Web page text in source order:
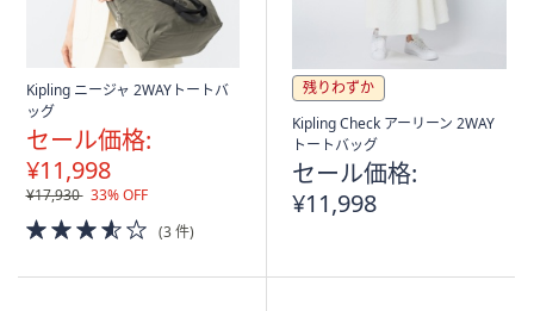
Kipling ニージャ 2WAYトートバ
ッグ
セール価格:
¥11,998
¥17,930 33% OFF
3.5
of
(3 件)
残りわずか
Kipling Check アーリーン 2WAY
トートバッグ
セール価格:
¥11,998